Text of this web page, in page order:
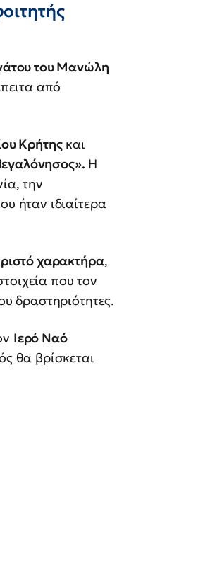
του Μανώλη
από
Κρήτηςκαι
Η
την
ήταν ιδιαίτερα
χαρακτήρα,
που τον
δραστηριότητες.
Ιερό Ναό
θα βρίσκεται